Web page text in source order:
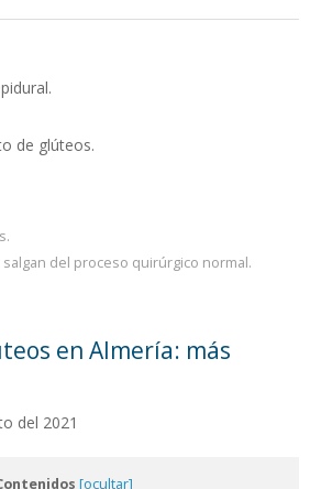
de glúteos.
del proceso quirúrgico normal.
en Almería: más
del 2021
[ocultar]